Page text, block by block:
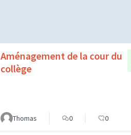
Aménagement de la cour du
collège
Thomas 0 0